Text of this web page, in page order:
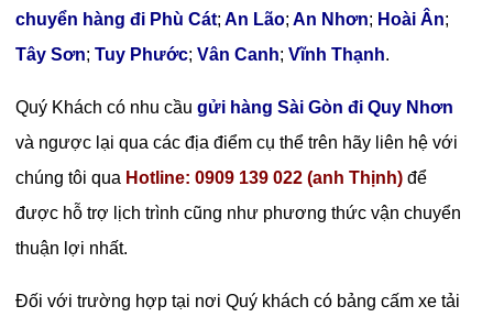
chuyển hàng đi Phù Cát; An Lão; An Nhơn; Hoài Ân;
Tây Sơn; Tuy Phước; Vân Canh; Vĩnh Thạnh.
Quý Khách có nhu cầugửi hàng Sài Gòn đi Quy Nhơn
và ngược lại qua các địa điểm cụ thể trên hãy liên hệ với
chúng tôi qua Hotline: 0909 139 022 (anh Thịnh) để
được hỗ trợ lịch trình cũng như phương thức vận chuyển
thuận lợi nhất.
Đối với trường hợp tại nơi Quý khách có bảng cấm xe tải